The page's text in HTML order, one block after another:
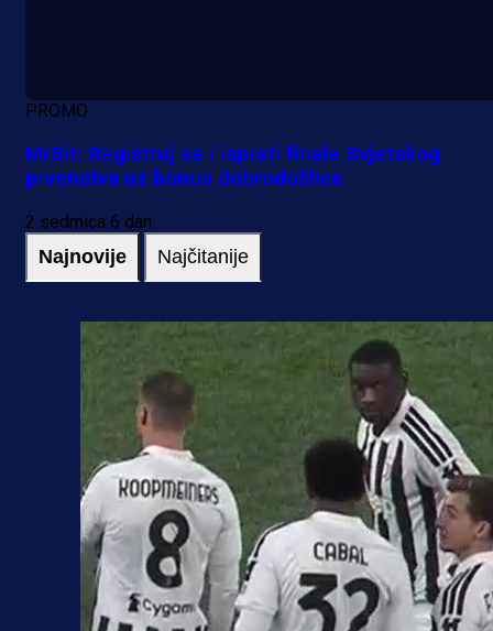
PROMO
MrBit: Registruj se i isprati finale Svjetskog
prvenstva uz bonus dobrodošlice
2 sedmica 6 dan
Najnovije Najčitanije